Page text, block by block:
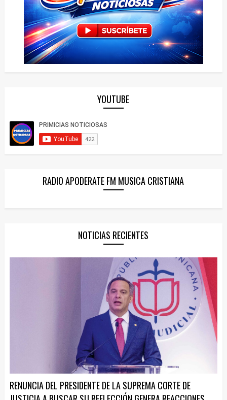
YOUTUBE
RADIO APODERATE FM MUSICA CRISTIANA
NOTICIAS RECIENTES
RENUNCIA DEL PRESIDENTE DE LA SUPREMA CORTE DE